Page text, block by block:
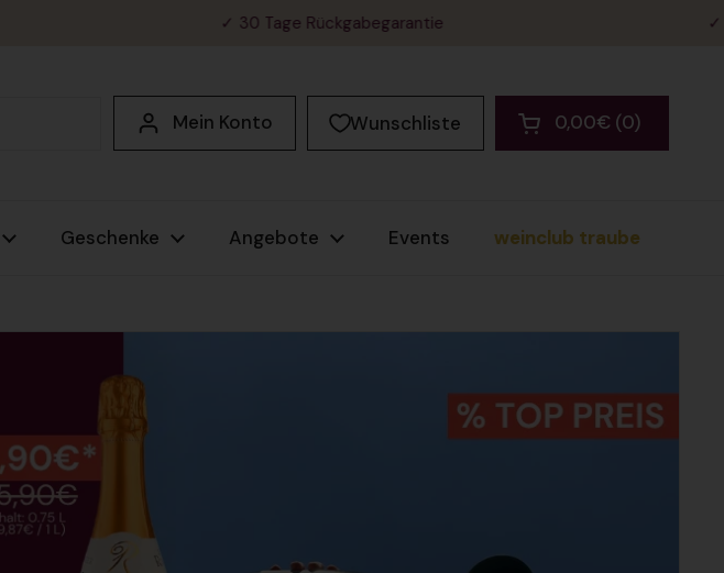
✓ 30 Tage Rückgabegarantie ✓
Mein Konto Wunschliste Warenkorb öffnen
Warenkorb
0,00€ 0
im Warenkorb
Geschenke Angebote Events weinclub traube